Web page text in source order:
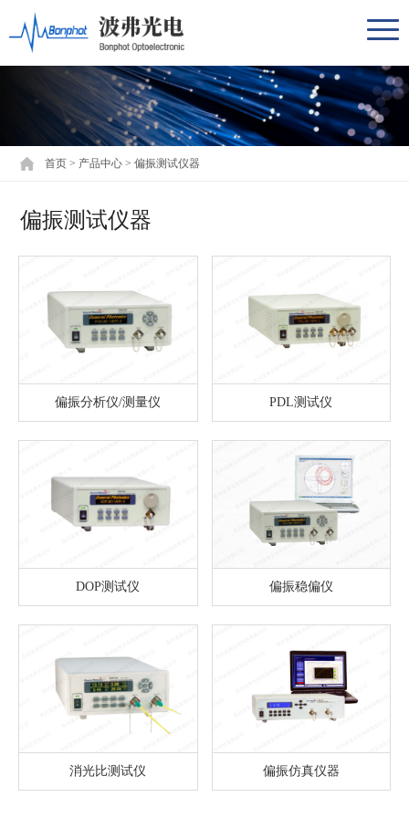
首页 > 产品中心 >偏振测试仪器
偏振测试仪器
偏振分析仪/测量仪 PDL测试仪
DOP测试仪 偏振稳偏仪
消光比测试仪 偏振仿真仪器